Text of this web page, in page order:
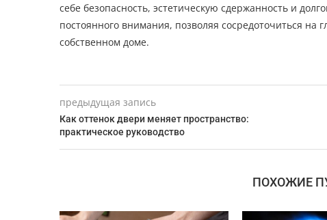
себе безопасность, эстетическую сдержанность и
постоянного внимания, позволяя сосредоточиться
собственном доме.
предыдущая запись
Как оттенок двери меняет пространство:
практическое руководство
ПОХОЖИЕ